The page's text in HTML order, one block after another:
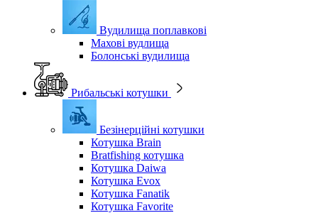
Вудилища поплавкові
Махові вудлища
Болонські вудилища
Рибальські котушки
Безінерційні котушки
Котушка Brain
Bratfishing котушка
Котушка Daiwa
Котушка Evox
Котушка Fanatik
Котушка Favorite